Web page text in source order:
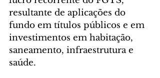
resultante de aplicações do
fundo em títulos públicos e em
investimentos em habitação,
saneamento, infraestrutura e
saúde.